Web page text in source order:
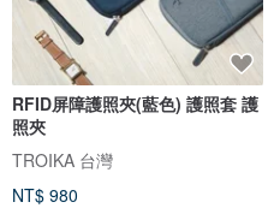
RFID屏障護照夾(藍色) 護照套 護
照夾
TROIKA 台灣
NT$ 980